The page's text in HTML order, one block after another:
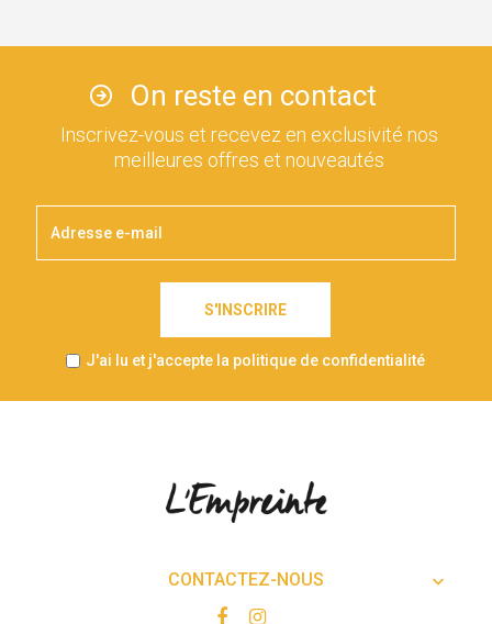
On reste en contact
Inscrivez-vous et recevez en exclusivité nos
meilleures offres et nouveautés
S'INSCRIRE
J'ai lu et j'accepte la politique de confidentialité
CONTACTEZ-NOUS 